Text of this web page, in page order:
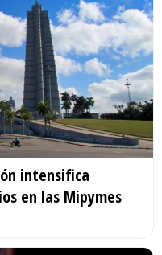
intensifica
en las Mipymes